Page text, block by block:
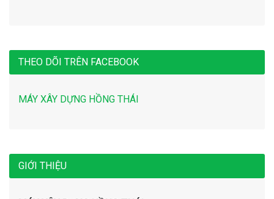
THEO DÕI TRÊN FACEBOOK
MÁY XÂY DỰNG HỒNG THÁI
GIỚI THIỆU